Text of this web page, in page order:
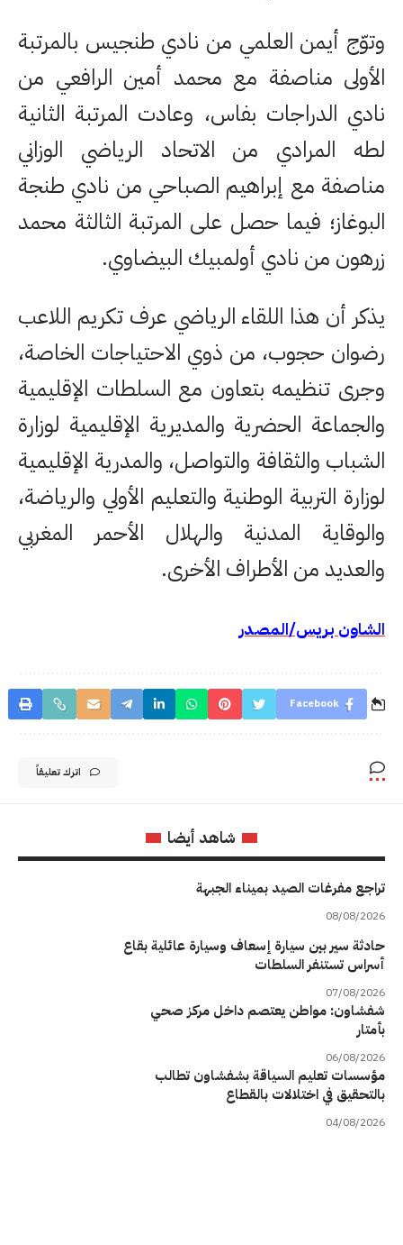
وتوّج أيمن العلمي من نادي طنجيس بالمرتبة
الأولى مناصفة مع محمد أمين الرافعي من
نادي الدراجات بفاس، وعادت المرتبة الثانية
لطه المرادي من الاتحاد الرياضي الوزاني
مناصفة مع إبراهيم الصباحي من نادي طنجة
البوغاز؛ فيما حصل على المرتبة الثالثة محمد
زرهون من نادي أولمبيك البيضاوي.
يذكر أن هذا اللقاء الرياضي عرف تكريم اللاعب
رضوان حجوب، من ذوي الاحتياجات الخاصة،
وجرى تنظيمه بتعاون مع السلطات الإقليمية
والجماعة الحضرية والمديرية الإقليمية لوزارة
الشباب والثقافة والتواصل، والمدرية الإقليمية
لوزارة التربية الوطنية والتعليم الأولي والرياضة،
والوقاية المدنية والهلال الأحمر المغربي
والعديد من الأطراف الأخرى.
الشاون بريس/المصدر
Facebook
اترك تعليقاً
شاهد أيضا
تراجع مفرغات الصيد بميناء الجبهة
08/08/2026
حادثة سير بين سيارة إسعاف وسيارة عائلية بقاع
أسراس تستنفر السلطات
07/08/2026
شفشاون: مواطن يعتصم داخل مركز صحي
بأمتار
06/08/2026
مؤسسات تعليم السياقة بشفشاون تطالب
بالتحقيق في اختلالات بالقطاع
04/08/2026